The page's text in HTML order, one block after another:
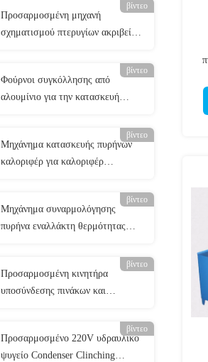
βίντεο
Προσαρμοσμένη μηχανή
σχηματισμού πτερυγίων ακριβείας
ακτινοβολητές ± 0,1 mm 0,2-0,3
mm
βίντεο
Φούρνοι συγκόλλησης από
αλουμίνιο για την κατασκευή
βίντεο
Μηχάνημα κατασκευής πυρήνων
καλοριφέρ για καλοριφέρ
βίντεο
Μηχάνημα συναρμολόγησης
πυρήνα εναλλάκτη θερμότητας
βίντεο
Προσαρμοσμένη κινητήρα
υποσύνδεσης πινάκων και
βίντεο
Προσαρμοσμένο 220V υδραυλικό
ψυγείο Condenser Clinching